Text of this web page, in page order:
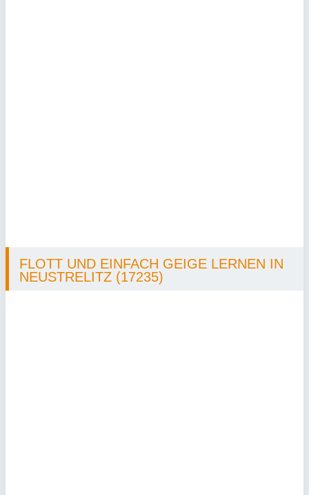
FLOTT UND EINFACH GEIGE LERNEN IN
NEUSTRELITZ (17235)